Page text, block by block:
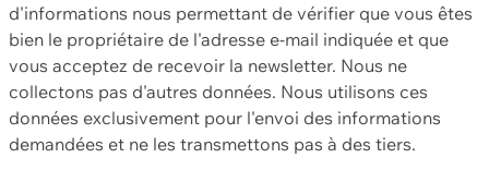
d'informations nous permettant de vérifier que vous êtes
bien le propriétaire de l'adresse e-mail indiquée et que
vous acceptez de recevoir la newsletter. Nous ne
collectons pas d'autres données. Nous utilisons ces
données exclusivement pour l'envoi des informations
demandées et ne les transmettons pas à des tiers.